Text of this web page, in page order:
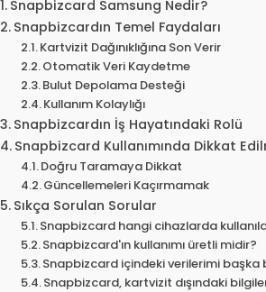
Snapbizcard Samsung Nedir?
Snapbizcardın Temel Faydaları
Kartvizit Dağınıklığına Son Verir
Otomatik Veri Kaydetme
Bulut Depolama Desteği
Kullanım Kolaylığı
Snapbizcardın İş Hayatındaki Rolü
Snapbizcard Kullanımında Dikkat
Doğru Taramaya Dikkat
Güncellemeleri Kaçırmamak
Sıkça Sorulan Sorular
Snapbizcard hangi cihazlarda
Snapbizcard'ın kullanımı üretli midir?
Snapbizcard içindeki verilerimi
Snapbizcard, kartvizit dışındaki